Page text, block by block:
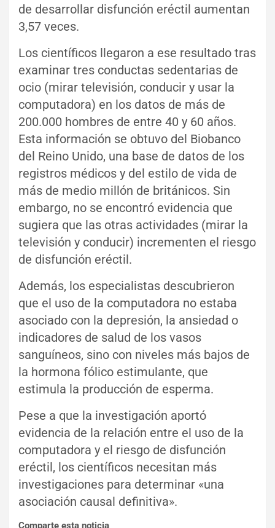
de desarrollar disfunción eréctil aumentan
3,57 veces.
Los científicos llegaron a ese resultado tras
examinar tres conductas sedentarias de
ocio (mirar televisión, conducir y usar la
computadora) en los datos de más de
200.000 hombres de entre 40 y 60 años.
Esta información se obtuvo del Biobanco
del Reino Unido, una base de datos de los
registros médicos y del estilo de vida de
más de medio millón de británicos. Sin
embargo, no se encontró evidencia que
sugiera que las otras actividades (mirar la
televisión y conducir) incrementen el riesgo
de disfunción eréctil.
Además, los especialistas descubrieron
que el uso de la computadora no estaba
asociado con la depresión, la ansiedad o
indicadores de salud de los vasos
sanguíneos, sino con niveles más bajos de
la hormona fólico estimulante, que
estimula la producción de esperma.
Pese a que la investigación aportó
evidencia de la relación entre el uso de la
computadora y el riesgo de disfunción
eréctil, los científicos necesitan más
investigaciones para determinar «una
asociación causal definitiva».
Comparte esta noticia